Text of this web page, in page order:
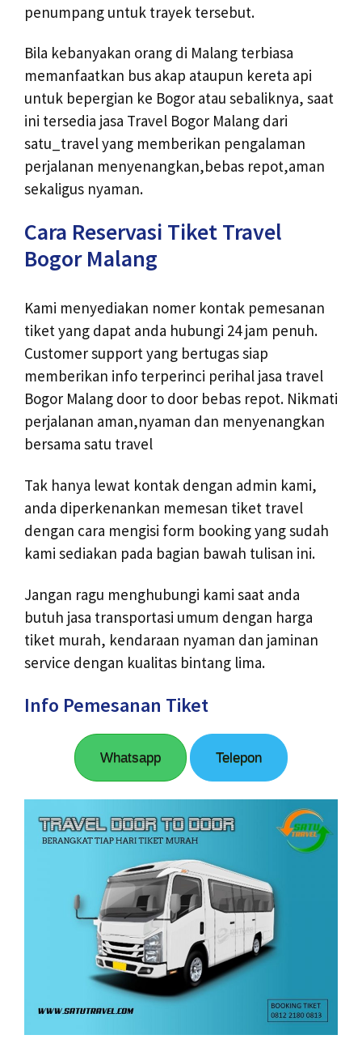
penumpang untuk trayek tersebut.
Bila kebanyakan orang di Malang terbiasa
memanfaatkan bus akap ataupun kereta api
untuk bepergian ke Bogor atau sebaliknya, saat
ini tersedia jasa Travel Bogor Malang dari
satu_travel yang memberikan pengalaman
perjalanan menyenangkan,bebas repot,aman
sekaligus nyaman.
Cara Reservasi Tiket Travel
Bogor Malang
Kami menyediakan nomer kontak pemesanan
tiket yang dapat anda hubungi 24 jam penuh.
Customer support yang bertugas siap
memberikan info terperinci perihal jasa travel
Bogor Malang door to door bebas repot. Nikmati
perjalanan aman,nyaman dan menyenangkan
bersama satu travel
Tak hanya lewat kontak dengan admin kami,
anda diperkenankan memesan tiket travel
dengan cara mengisi form booking yang sudah
kami sediakan pada bagian bawah tulisan ini.
Jangan ragu menghubungi kami saat anda
butuh jasa transportasi umum dengan harga
tiket murah, kendaraan nyaman dan jaminan
service dengan kualitas bintang lima.
Info Pemesanan Tiket
Whatsapp Telepon